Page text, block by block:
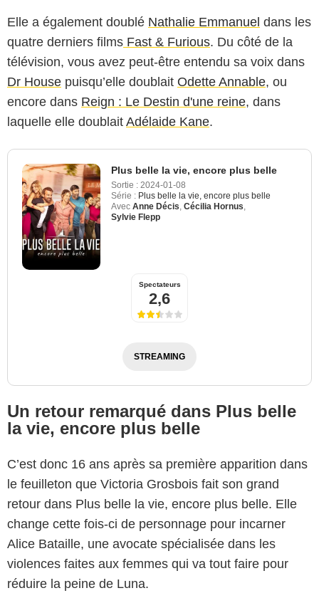
Elle a également doublé Nathalie Emmanuel dans les
quatre derniers films Fast & Furious. Du côté de la
télévision, vous avez peut-être entendu sa voix dans
Dr House puisqu’elle doublait Odette Annable, ou
encore dans Reign : Le Destin d'une reine, dans
laquelle elle doublait Adélaide Kane.
Plus belle la vie, encore plus belle
Sortie : 2024-01-08
Série : Plus belle la vie, encore plus belle
Avec Anne Décis Cécilia Hornus
Sylvie Flepp
Spectateurs
2,6
STREAMING
Un retour remarqué dans Plus belle
la vie, encore plus belle
C’est donc 16 ans après sa première apparition dans
le feuilleton que Victoria Grosbois fait son grand
retour dans Plus belle la vie, encore plus belle. Elle
change cette fois-ci de personnage pour incarner
Alice Bataille, une avocate spécialisée dans les
violences faites aux femmes qui va tout faire pour
réduire la peine de Luna.